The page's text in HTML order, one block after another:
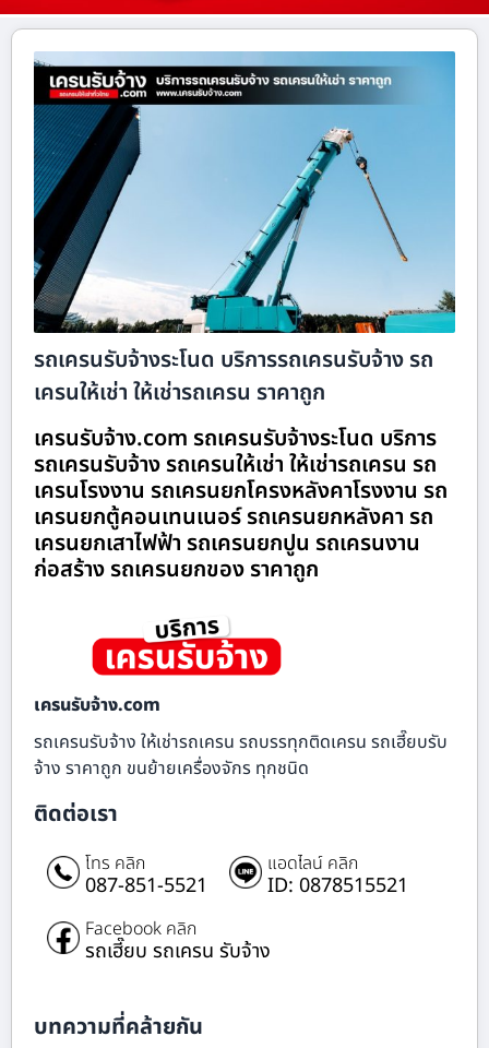
รถเครนรับจ้างระโนด บริการรถเครนรับจ้าง รถ
เครนให้เช่า ให้เช่ารถเครน ราคาถูก
เครนรับจ้าง.com รถเครนรับจ้างระโนด บริการ
รถเครนรับจ้าง รถเครนให้เช่า ให้เช่ารถเครน รถ
เครนโรงงาน รถเครนยกโครงหลังคาโรงงาน รถ
เครนยกตู้คอนเทนเนอร์ รถเครนยกหลังคา รถ
เครนยกเสาไฟฟ้า รถเครนยกปูน รถเครนงาน
ก่อสร้าง รถเครนยกของ ราคาถูก
เครนรับจ้าง.com
รถเครนรับจ้าง ให้เช่ารถเครน รถบรรทุกติดเครน รถเฮี๊ยบรับ
จ้าง ราคาถูก ขนย้ายเครื่องจักร ทุกชนิด
ติดต่อเรา
โทร คลิก
087-851-5521
แอดไลน์ คลิก
ID: 0878515521
Facebook คลิก
รถเฮี๊ยบ รถเครน รับจ้าง
บทความที่คล้ายกัน